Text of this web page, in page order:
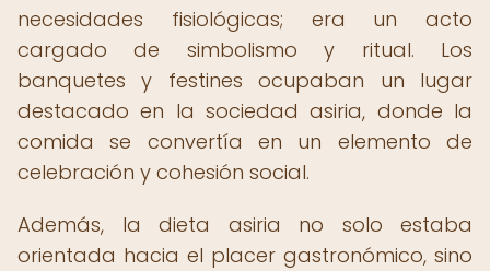
necesidades fisiológicas; era un acto
cargado de simbolismo y ritual. Los
banquetes y festines ocupaban un lugar
destacado en la sociedad asiria, donde la
comida se convertía en un elemento de
celebración y cohesión social.
Además, la dieta asiria no solo estaba
orientada hacia el placer gastronómico, sino